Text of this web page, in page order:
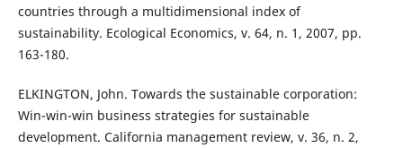
countries through a multidimensional index of
sustainability. Ecological Economics, v. 64, n. 1, 2007, pp.
163-180.
ELKINGTON, John. Towards the sustainable corporation:
Win-win-win business strategies for sustainable
development. California management review, v. 36, n. 2,